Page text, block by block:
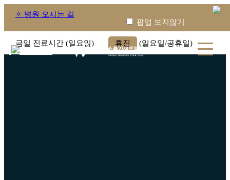
✧ 병원 오시는 길
금일 진료시간 (일요일) 휴진 (일요일/공휴일)
팝업 보지않기